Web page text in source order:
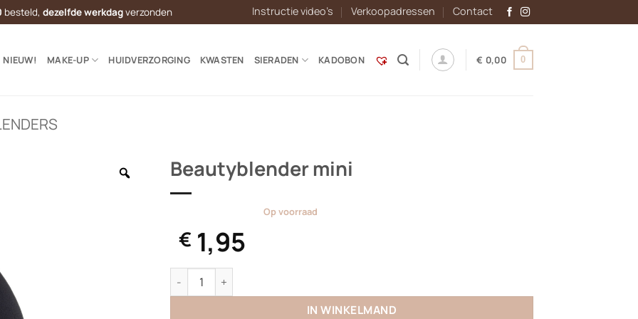
besteld, dezelfde werkdagverzonden Instructie video’s Verkoopadressen Contact
NIEUW! MAKE-UP HUIDVERZORGING KWASTEN SIERADEN KADOBON € 0,00 0
Beautyblender mini
€ 1,95
Op voorraad
Beautyblender mini aantal
IN WINKELMAND